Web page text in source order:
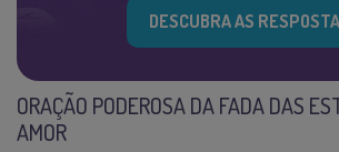
DESCUBRA AS
ORAÇÃO PODEROSA DA FADA DAS
AMOR